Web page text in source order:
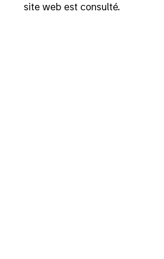
site web est consulté.
Nirav Mehta